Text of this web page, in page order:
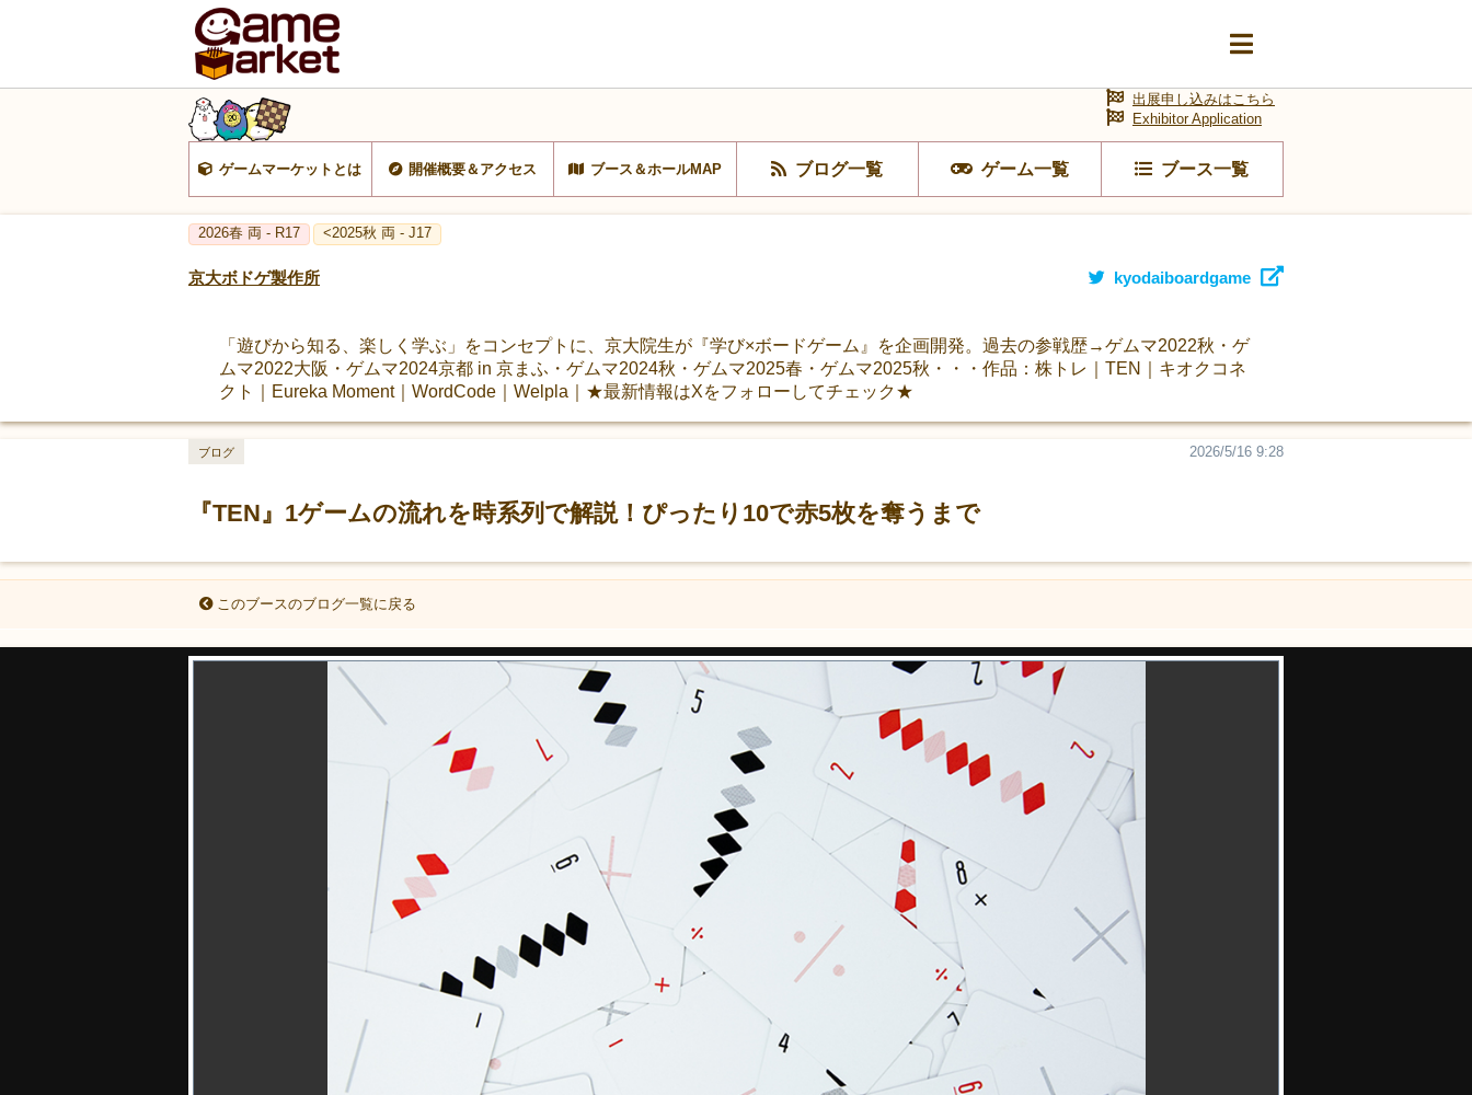
ゲームマーケットとは 開催概要＆アクセス ブース＆ホールMAP ブログ一覧 ゲーム一覧 ブース一覧
出展申し込みはこちら
Exhibitor Application
2026春 両 - R17 <2025秋 両 - J17
京大ボドゲ製作所 kyodaiboardgame
「遊びから知る、楽しく学ぶ」をコンセプトに、京大院生が『学び×ボードゲーム』を企画開発。過去の参戦歴→ゲムマ2022秋・ゲ
ムマ2022大阪・ゲムマ2024京都 in 京まふ・ゲムマ2024秋・ゲムマ2025春・ゲムマ2025秋・・・作品：株トレ｜TEN｜キオクコネ
クト｜Eureka Moment｜WordCode｜Welpla｜★最新情報はXをフォローしてチェック★
『TEN』1ゲームの流れを時系列で解説！ぴったり10で赤5枚を奪うまで
2026/5/16 9:28
ブログ
このブースのブログ一覧に戻る